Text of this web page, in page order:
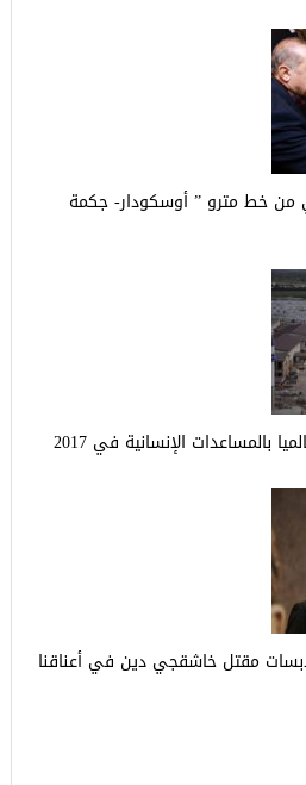
من خط مترو ” أوسكودار- جكمة
بالمساعدات الإنسانية في 2017
مقتل خاشقجي دين في أعناقنا